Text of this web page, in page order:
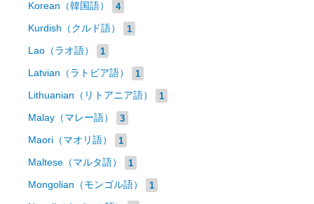
Korean（韓国語） 4
Kurdish（クルド語） 1
Lao（ラオ語） 1
Latvian（ラトビア語） 1
Lithuanian（リトアニア語） 1
Malay（マレー語） 3
Maori（マオリ語） 1
Maltese（マルタ語） 1
Mongolian（モンゴル語） 1